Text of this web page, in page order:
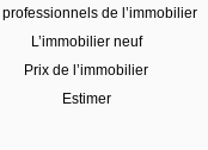
professionnels de l’immobilier
L’immobilier neuf
Prix de l’immobilier
Estimer